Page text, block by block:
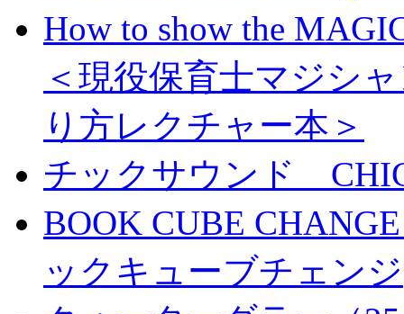
How to show the
＜現役保育士マジシ
り方レクチャー本＞
チックサウンド
BOOK CUBE
ックキューブチェンジ